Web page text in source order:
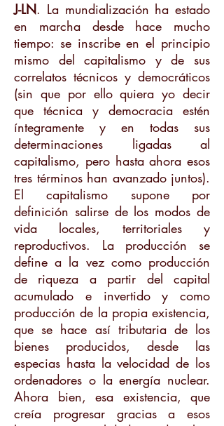
J-LN. La mundialización ha estado
en marcha desde hace mucho
tiempo: se inscribe en el principio
mismo del capitalismo y de sus
correlatos técnicos y democráticos
(sin que por ello quiera yo decir
que técnica y democracia estén
íntegramente y en todas sus
determinaciones ligadas al
capitalismo, pero hasta ahora esos
tres términos han avanzado juntos).
El capitalismo supone por
definición salirse de los modos de
vida locales, territoriales y
reproductivos. La producción se
define a la vez como producción
de riqueza a partir del capital
acumulado e invertido y como
producción de la propia existencia,
que se hace así tributaria de los
bienes producidos, desde las
especias hasta la velocidad de los
ordenadores o la energía nuclear.
Ahora bien, esa existencia, que
creía progresar gracias a esos